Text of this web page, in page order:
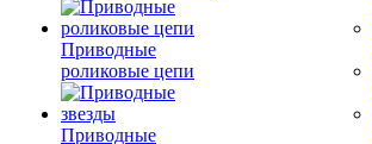
Приводные
роликовые цепи
Приводные